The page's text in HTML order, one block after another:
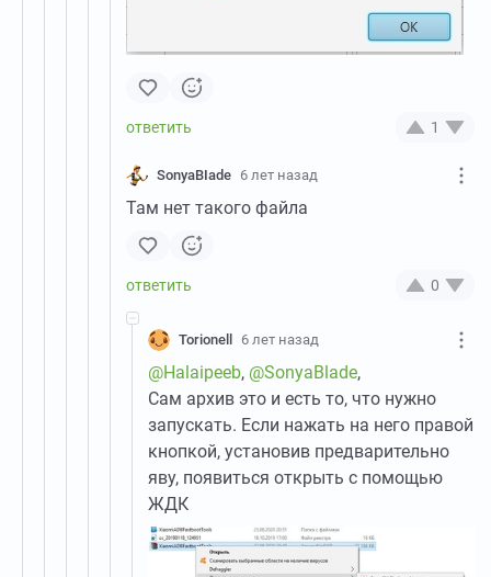
1
SonyaBIade 6 лет назад
Там нет такого файла
0
Torionell 6 лет назад
@Halaipeeb, @SonyaBlade,
Сам архив это и есть то, что нужно
запускать. Если нажать на него правой
кнопкой, установив предварительно
яву, появиться открыть с помощью
ЖДК